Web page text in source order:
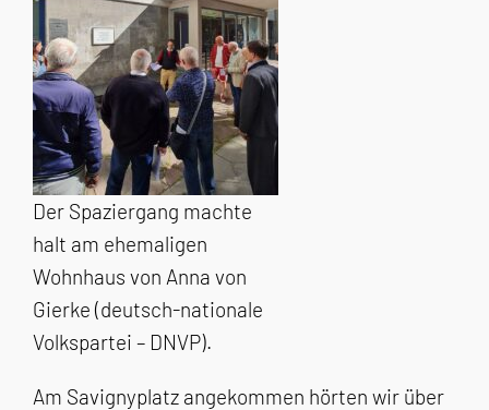
Der Spaziergang machte
halt am ehemaligen
Wohnhaus von Anna von
Gierke (deutsch-nationale
Volkspartei – DNVP).
Am Savignyplatz angekommen hörten wir über